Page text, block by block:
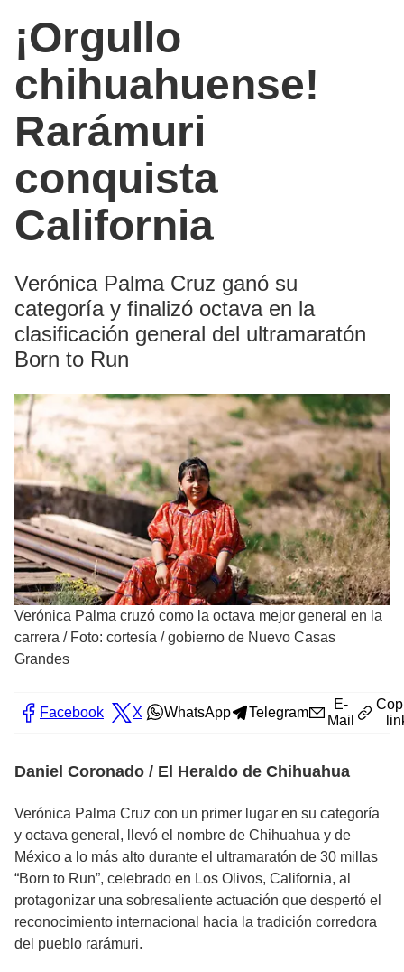
¡Orgullo
chihuahuense!
Rarámuri
conquista
California
Verónica Palma Cruz ganó su
categoría y finalizó octava en la
clasificación general del ultramaratón
Born to Run
Verónica Palma cruzó como la octava mejor general en la
carrera / Foto: cortesía / gobierno de Nuevo Casas
Grandes
Facebook X WhatsApp Telegram
E-
Mail
Daniel Coronado / El Heraldo de Chihuahua
Verónica Palma Cruz con un primer lugar en su categoría
y octava general, llevó el nombre de Chihuahua y de
México a lo más alto durante el ultramaratón de 30 millas
“Born to Run”, celebrado en Los Olivos, California, al
protagonizar una sobresaliente actuación que despertó el
reconocimiento internacional hacia la tradición corredora
del pueblo rarámuri.